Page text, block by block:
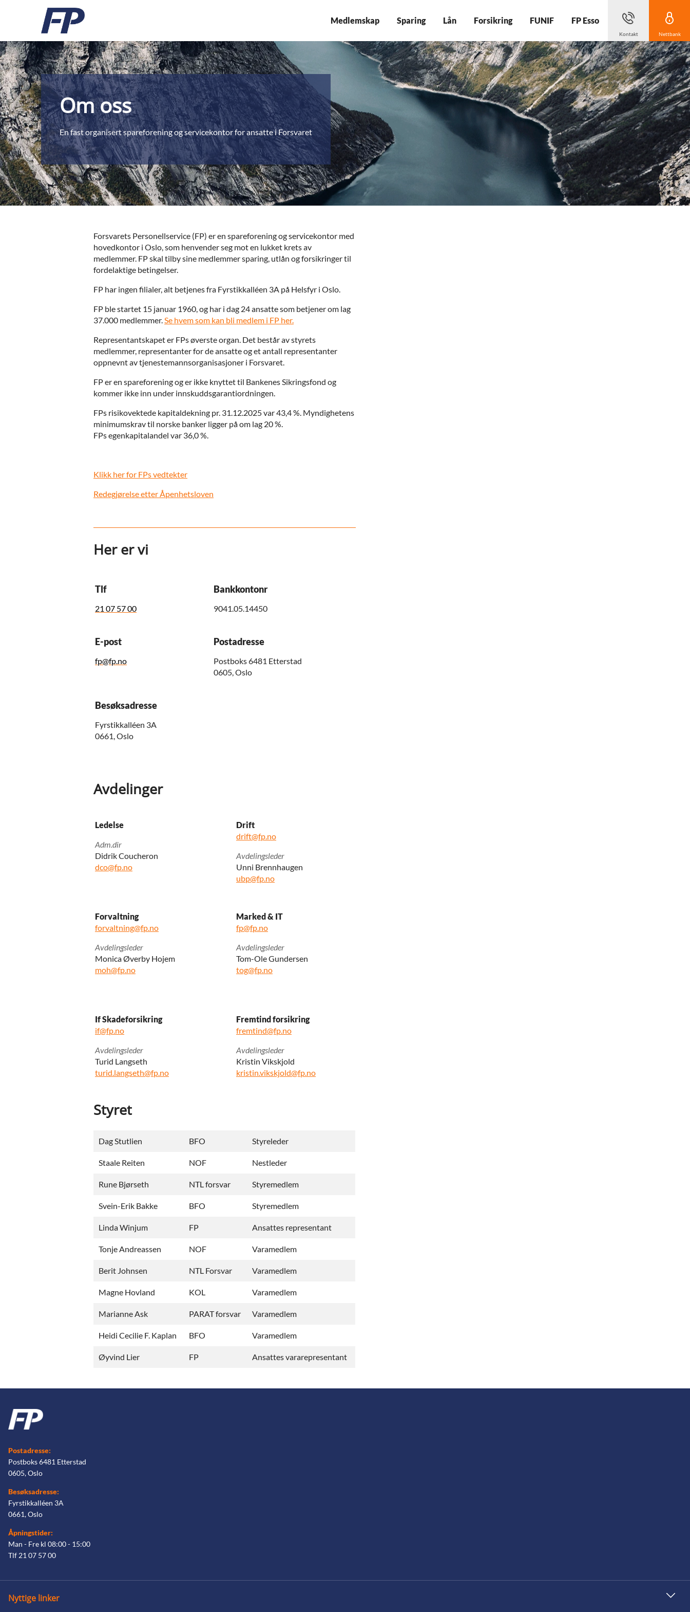
Medlemskap Sparing Lån Forsikring FUNIF FP Esso
Kontakt Nettbank
Om oss
En fast organisert spareforening og servicekontor for ansatte i Forsvaret
Forsvarets Personellservice (FP) er en spareforening og servicekontor med
hovedkontor i Oslo, som henvender seg mot en lukket krets av
medlemmer. FP skal tilby sine medlemmer sparing, utlån og forsikringer til
fordelaktige betingelser.
FP har ingen filialer, alt betjenes fra Fyrstikkalléen 3A på Helsfyr i Oslo.
FP ble startet 15 januar 1960, og har i dag 24 ansatte som betjener om lag
37.000 medlemmer.Se hvem som kan bli medlem i FP her.
Representantskapet er FPs øverste organ. Det består av styrets
medlemmer, representanter for de ansatte og et antall representanter
oppnevnt av tjenestemannsorganisasjoner i Forsvaret.
FP er en spareforening og er ikke knyttet til Bankenes Sikringsfond og
kommer ikke inn under innskuddsgarantiordningen.
FPs risikovektede kapitaldekning pr. 31.12.2025 var 43,4 %. Myndighetens
minimumskrav til norske banker ligger på om lag 20 %.
FPs egenkapitalandel var 36,0 %.
Klikk her for FPs vedtekter
Redegjørelse etter Åpenhetsloven
Her er vi
Tlf
21 07 57 00
Bankkontonr
9041.05.14450
E-post
fp@fp.no
Postadresse
Postboks 6481 Etterstad
0605, Oslo
Besøksadresse
Fyrstikkalléen 3A
0661, Oslo
Avdelinger
Ledelse
Adm.dir
Didrik Coucheron
dco@fp.no
Drift
drift@fp.no
Avdelingsleder
Unni Brennhaugen
ubp@fp.no
Forvaltning
forvaltning@fp.no
Avdelingsleder
Monica Øverby Hojem
moh@fp.no
Marked & IT
fp@fp.no
Avdelingsleder
Tom-Ole Gundersen
tog@fp.no
If Skadeforsikring
if@fp.no
Avdelingsleder
Turid Langseth
turid.langseth@fp.no
Fremtind forsikring
fremtind@fp.no
Avdelingsleder
Kristin Vikskjold
kristin.vikskjold@fp.no
Styret
Dag Stutlien BFO Styreleder
Staale Reiten NOF Nestleder
Rune Bjørseth NTL forsvar Styremedlem
Svein-Erik Bakke BFO Styremedlem
Linda Winjum FP Ansattes representant
Tonje Andreassen NOF Varamedlem
Berit Johnsen NTL Forsvar Varamedlem
Magne Hovland KOL Varamedlem
Marianne Ask PARAT forsvar Varamedlem
Heidi Cecilie F. Kaplan BFO Varamedlem
Øyvind Lier FP Ansattes vararepresentant
Nyttige linker
Postadresse:
Postboks 6481 Etterstad
0605, Oslo
Besøksadresse:
Fyrstikkalléen 3A
0661, Oslo
Åpningstider:
Man - Fre kl 08:00 - 15:00
Tlf 21 07 57 00